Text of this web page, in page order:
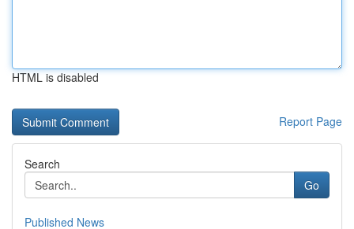
HTML is disabled
Report Page
Search
Go
Published News